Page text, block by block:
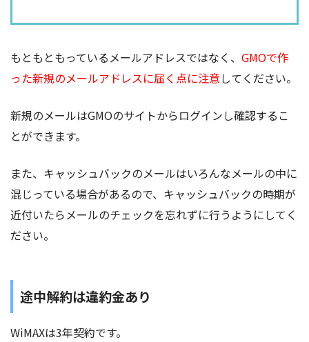
もともともっているメールアドレスではなく、 GMOで作
った新規のメールアドレスに届く点に注意してください。
新規のメールはGMOのサイトからログインし確認するこ
とができます。
また、キャッシュバックのメールはいろんなメールの中に
混じっている場合があるので、キャッシュバックの時期が
近付いたらメールのチェックを忘れずに行うようにしてく
ださい。
途中解約は違約金あり
WiMAXは3年契約です。